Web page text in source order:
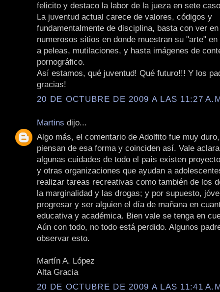
felicito y destaco la labor de la jueza en sete
La juventud actual carece de valores, códigos y
fundamentalmente de disciplina, basta con ver
numerosos sitios en donde muestran su "arte"
a peleas, mutilaciones, y hasta imágenes de
pornográfico.
Así estamos, qué juventud! Qué futuro!!! Y los
gracias!
20 DE OCTUBRE DE 2009 A LAS 11:27
Martins dijo...
Algo más, el comentario de Adolfito fue muy
piensan de esa forma y coinciden así. Vale
algunas cuidades de todo el país existen
y otras organizaciones que ayudan a
realizar tareas recreativas como también de los
la marginalidad y las drogas; y por supuesto,
progresar y ser alguien el día de mañana en
educativa y académica. Bien vale se tenga en
Aún con todo, no todo está perdido. Algunos
observar esto.
Martín A. López
Alta Gracia
20 DE OCTUBRE DE 2009 A LAS 11:41